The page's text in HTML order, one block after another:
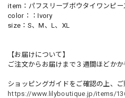
item：パフスリーブボウタイワンピー
color：：Ivory
size：S、M、L、XL
【お届けについて】
ご注文からお届けまで３週間ほどかか
ショッピングガイドをご確認の上、ご
https://www.lilyboutique.jp/items/